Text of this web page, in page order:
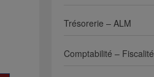
Trésorerie – ALM
Comptabilité – Fiscalité